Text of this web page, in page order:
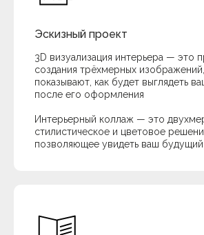
Эскизный проект
3D визуализация интерьера — это
создания трёхмерных
показывают, как будет выглядеть
после его оформления
Интерьерный коллаж — это
стилистическое и цветовое
позволяющее увидеть ваш будущий